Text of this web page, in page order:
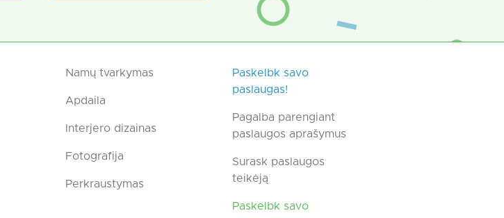
Namų tvarkymas
Apdaila
Interjero dizainas
Fotografija
Perkraustymas
Paskelbk savo
paslaugas!
Pagalba parengiant
paslaugos aprašymus
Surask paslaugos
teikėją
Paskelbk savo